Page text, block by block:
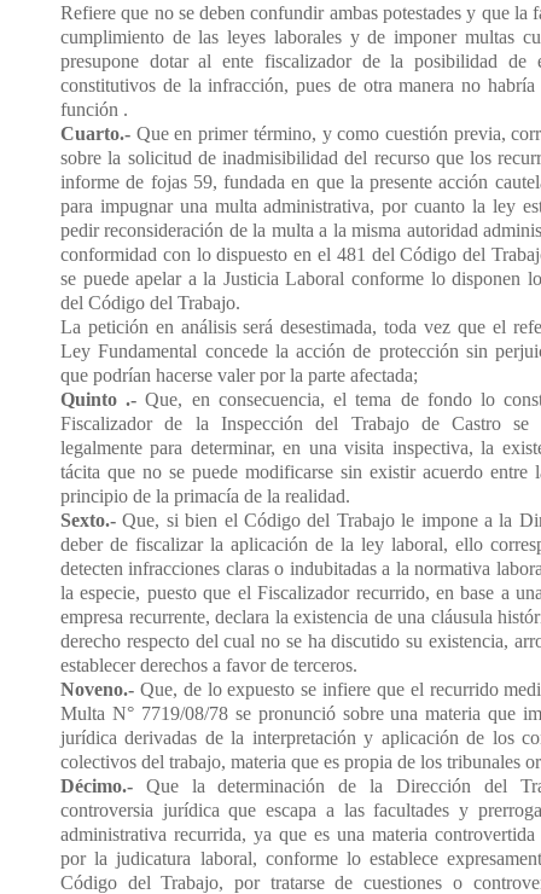
Refiere que no se deben confundir ambas potestades y que la
cumplimiento de las leyes laborales y de imponer multas
presupone dotar al ente fiscalizador de la posibilidad de
constitutivos de la infracción, pues de otra manera no
función .
Cuarto.- Que en primer término, y como cuestión previa,
sobre la solicitud de inadmisibilidad del recurso que los
informe de fojas 59, fundada en que la presente acción
para impugnar una multa administrativa, por cuanto la ley
pedir reconsideración de la multa a la misma autoridad
conformidad con lo dispuesto en el 481 del Código del
se puede apelar a la Justicia Laboral conforme lo disponen
del Código del Trabajo.
La petición en análisis será desestimada, toda vez que el
Ley Fundamental concede la acción de protección sin
que podrían hacerse valer por la parte afectada;
Quinto .- Que, en consecuencia, el tema de fondo lo
Fiscalizador de la Inspección del Trabajo de Castro se
legalmente para determinar, en una visita inspectiva, la
tácita que no se puede modificarse sin existir acuerdo entre
principio de la primacía de la realidad.
Sexto.- Que, si bien el Código del Trabajo le impone a la
deber de fiscalizar la aplicación de la ley laboral, ello
detecten infracciones claras o indubitadas a la normativa
la especie, puesto que el Fiscalizador recurrido, en base a
empresa recurrente, declara la existencia de una cláusula
derecho respecto del cual no se ha discutido su existencia,
establecer derechos a favor de terceros.
Noveno.- Que, de lo expuesto se infiere que el recurrido
Multa N° 7719/08/78 se pronunció sobre una materia que
jurídica derivadas de la interpretación y aplicación de los
colectivos del trabajo, materia que es propia de los tribunales
Décimo.- Que la determinación de la Dirección del
controversia jurídica que escapa a las facultades y
administrativa recurrida, ya que es una materia controvertida
por la judicatura laboral, conforme lo establece
Código del Trabajo, por tratarse de cuestiones o